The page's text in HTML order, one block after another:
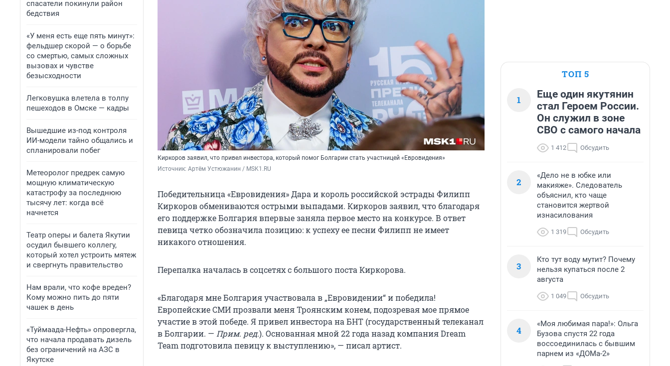
спасатели покинули район
бедствия
«У меня есть еще пять минут»:
фельдшер скорой — о борьбе
со смертью, самых сложных
вызовах и чувстве
безысходности
Легковушка влетела в толпу
пешеходов в Омске — кадры
Вышедшие из-под контроля
ИИ-модели тайно общались и
спланировали побег
Метеоролог предрек самую
мощную климатическую
катастрофу за последнюю
тысячу лет: когда всё
начнется
Театр оперы и балета Якутии
осудил бывшего коллегу,
который хотел устроить мятеж
и свергнуть правительство
Нам врали, что кофе вреден?
Кому можно пить до пяти
чашек в день
«Туймаада-Нефть» опровергла,
что начала продавать дизель
без ограничений на АЗС в
Якутске
Киркоров заявил, что привел инвестора, который помог Болгарии стать участницей «Евровидения»
Источник: Артём Устюжанин / MSK1.RU
Победительница «Евровидения» Дара и король российской эстрады Филипп
Киркоров обмениваются острыми выпадами. Киркоров заявил, что благодаря
его поддержке Болгария впервые заняла первое место на конкурсе. В ответ
певица четко обозначила позицию: к успеху ее песни Филипп не имеет
никакого отношения.
Перепалка началась в соцсетях с большого поста Киркорова.
«Благодаря мне Болгария участвовала в „Евровидении“ и победила!
Европейские СМИ прозвали меня Троянским конем, подозревая мое прямое
участие в этой победе. Я привел инвестора на БНТ (государственный телеканал
в Болгарии. — Прим. ред.). Основанная мной 22 года назад компания Dream
Team подготовила певицу к выступлению», — писал артист.
ТОП 5
1
Еще один якутянин
стал Героем России.
Он служил в зоне
СВО с самого начала
1 412 Обсудить
2
«Дело не в юбке или
макияже». Следователь
объяснил, кто чаще
становится жертвой
изнасилования
1 319 Обсудить
3
Кто тут воду мутит? Почему
нельзя купаться после 2
августа
1 049 Обсудить
4
«Моя любимая пара!»: Ольга
Бузова спустя 22 года
воссоединилась с бывшим
парнем из «ДОМа-2»